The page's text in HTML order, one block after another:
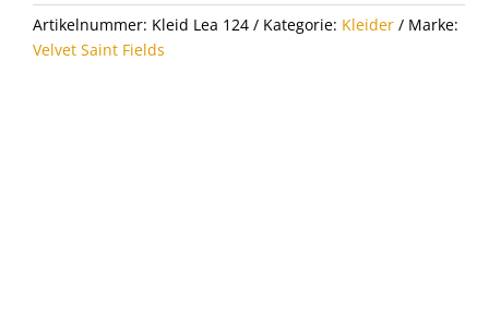
Artikelnummer: Kleid Lea 124 Kategorie: Kleider
Marke:
Velvet Saint Fields